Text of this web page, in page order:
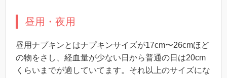
昼用・夜用
昼用ナプキンとはナプキンサイズが17cm〜26cmほど
の物をさし、経血量が少ない日から普通の日は20cm
くらいまでが適していてます。それ以上のサイズにな